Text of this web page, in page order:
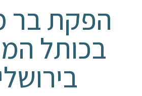
הפקת בר
בכותל